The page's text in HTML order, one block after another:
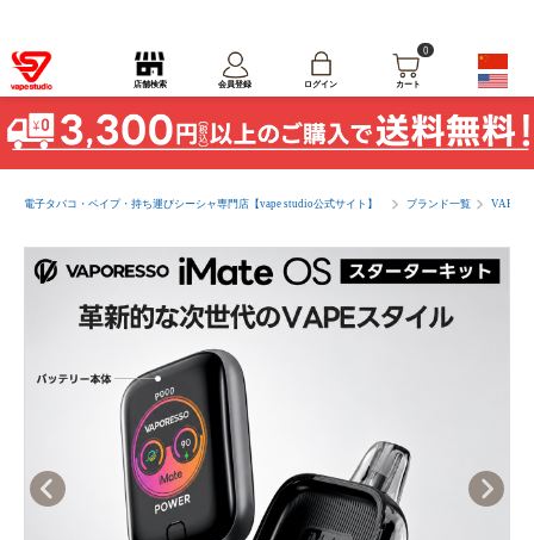
店舗検索 会員登録 ログイン
0
カート
電子タバコ・ベイプ・持ち運びシーシャ専門店【vape studio公式サイト】 ブランド一覧